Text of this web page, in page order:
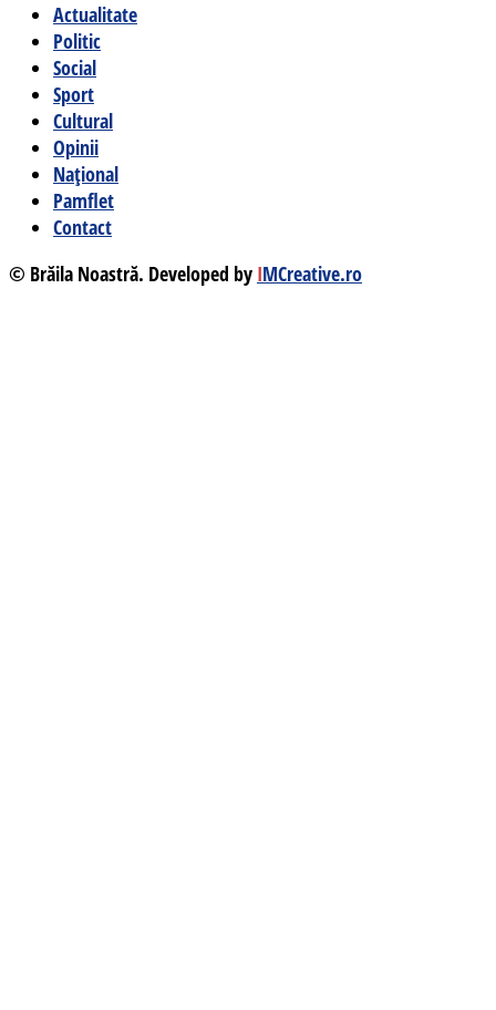
Actualitate
Politic
Social
Sport
Cultural
Opinii
Național
Pamflet
Contact
© Brăila Noastră. Developed by IMCreative.ro